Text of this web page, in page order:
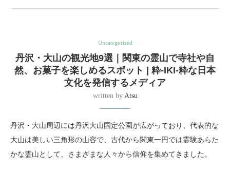
Uncategorized
丹沢・大山の観光地9選｜関東の霊山で寺社や自
然、お菓子を楽しめるスポット | 粋-IKI-粋な日本
文化を発信するメディア
written by Atsu
丹沢・大山周辺には丹沢大山国定公園が広がっており、代表的な
大山は美しい三角形の山容で、古代から関東一円では霊験あらた
かな霊山として、さまざまな人々から信仰を集めてきました。